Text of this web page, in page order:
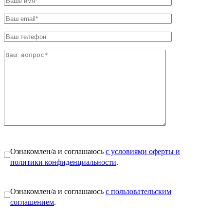
Ознакомлен/а и соглашаюсь с условиями оферты и
политики конфиденциальности.
Ознакомлен/а и соглашаюсь с пользовательским
соглашением.